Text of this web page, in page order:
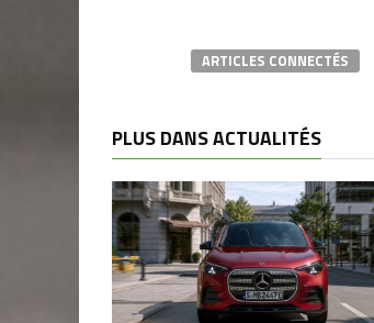
ARTICLES CONNECTÉS
PLUS DANS ACTUALITÉS